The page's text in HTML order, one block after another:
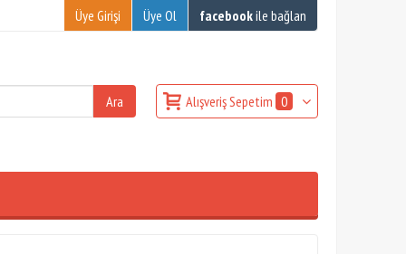
Üye Girişi Üye Ol facebookile bağlan
Alışveriş Sepetim 0